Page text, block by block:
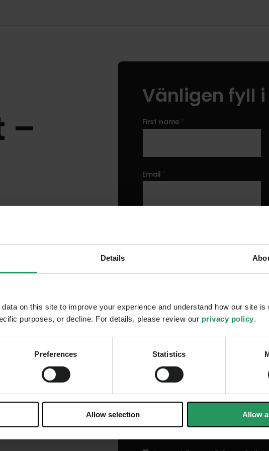
Details
on this site to improve your experience and understand how our site is
purposes, or decline. For details, please review our privacy policy.
Preferences Statistics
Allow selection Allow
–
Vänligen fyll
First name*
Email *
i
24